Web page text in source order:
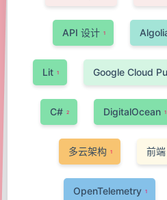
API 设计 1
Lit 1 Google Cloud
C# 2 DigitalOcean 1
多云架构 1 前端
OpenTelemetry 1